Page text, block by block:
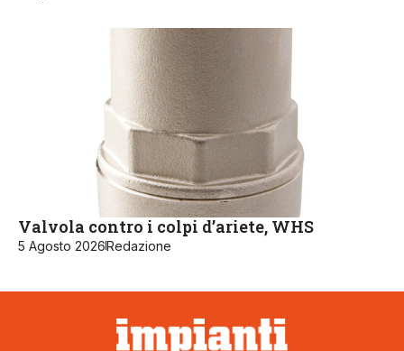
Valvola contro i colpi d’ariete, WHS
5 Agosto 2026Redazione